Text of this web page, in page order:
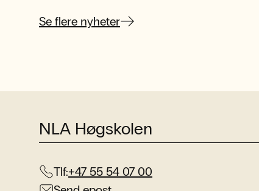
Se flere nyheter
NLA Høgskolen
Tlf:+47 55 54 07 00